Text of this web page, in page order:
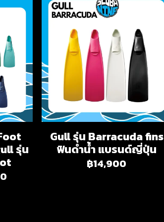
รุ่น
Gull รุ่น Barracuda fins
ฟินดำน้ำ แบรนด์ญี่ปุ่น
฿14,900